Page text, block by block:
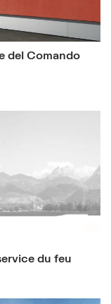
del Comando
du feu